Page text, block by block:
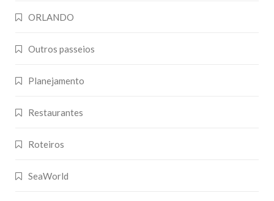
ORLANDO
Outros passeios
Planejamento
Restaurantes
Roteiros
SeaWorld